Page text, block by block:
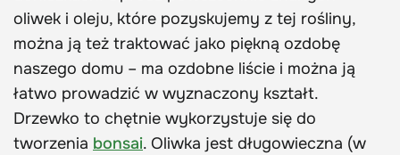
oliwek i oleju, które pozyskujemy z tej rośliny,
można ją też traktować jako piękną ozdobę
naszego domu – ma ozdobne liście i można ją
łatwo prowadzić w wyznaczony kształt.
Drzewko to chętnie wykorzystuje się do
tworzenia bonsai. Oliwka jest długowieczna (w